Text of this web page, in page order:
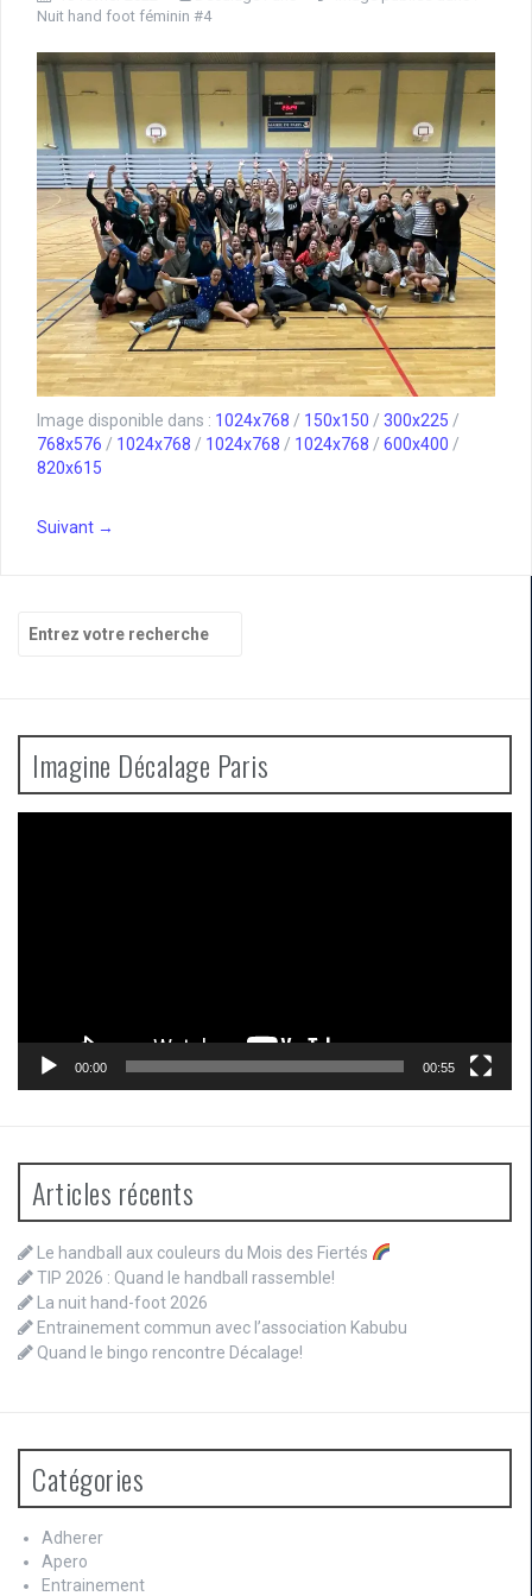
Nuit hand foot féminin #4
Image disponible dans : 1024x768 / 150x150 / 300x225 /
768x576 / 1024x768 / 1024x768 / 1024x768 / 600x400 /
820x615
Suivant →
pour
Imagine Décalage Paris
00:00 00:55
Articles récents
Le handball aux couleurs du Mois des Fiertés
TIP 2026 : Quand le handball rassemble!
La nuit hand-foot 2026
Entrainement commun avec l’association Kabubu
Quand le bingo rencontre Décalage!
Catégories
Adherer
Apero
Entrainement